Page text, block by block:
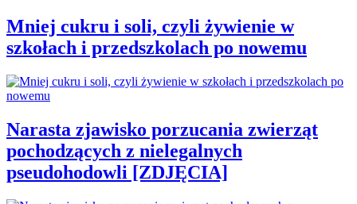
Mniej cukru i soli, czyli żywienie w
szkołach i przedszkolach po nowemu
Narasta zjawisko porzucania zwierząt
pochodzących z nielegalnych
pseudohodowli [ZDJĘCIA]